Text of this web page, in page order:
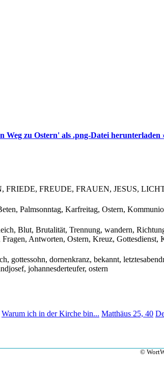
Weg zu Ostern' als .png-Datei herunterladen
FREUDE, FRAUEN, JESUS,
Palmsonntag, Karfreitag, Ostern,
Blut, Brutalität, Trennung, wandern,
Antworten, Ostern, Kreuz, Gottesdienst,
gottessohn, dornenkranz, bekannt,
johannesderteufer, ostern
Warum ich in der Kirche bin... Matthäus 25, 40
©